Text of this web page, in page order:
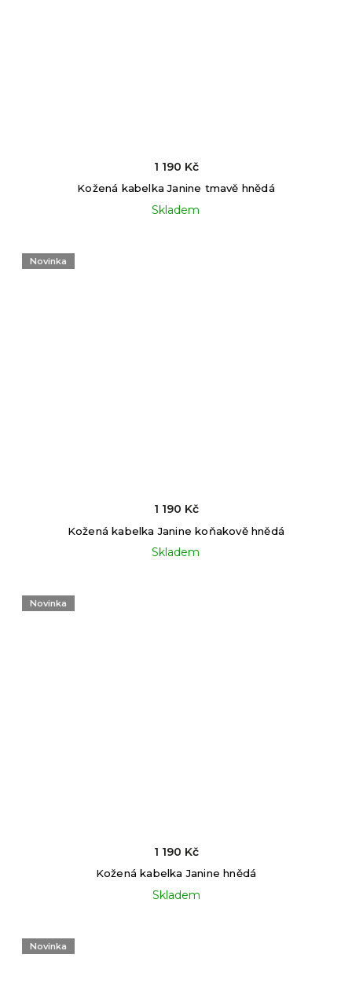
Kožená kabelka Janine tmavě hnědá
Skladem
1 190 Kč
Novinka
Kožená kabelka Janine koňakově hnědá
Skladem
1 190 Kč
Novinka
Kožená kabelka Janine hnědá
Skladem
1 190 Kč
Novinka